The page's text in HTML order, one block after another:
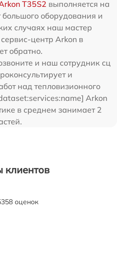
T35S2 выполняется на
большого оборудования и
случаях наш мастер
центр Arkon в
обратно.
и наш сотрудник сц
и
над тепловизионного
Arkon
в среднем занимает 2
клиентов
оценок